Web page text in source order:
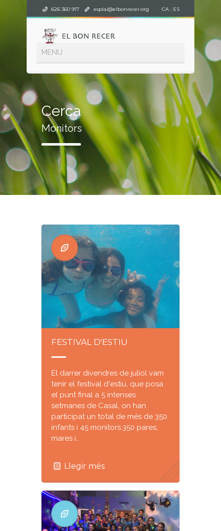
626 360 917 esplai@elbonrecer.org CA | ES
Cerca
Monitors
FESTIVAL D'ESTIU
El darrer divendres de juliol vam
tenir el festival d'estiu, que posa
el punt final a 5 intenses
setmanes de Casal, on han
participat un total de més de 350
infants i 45 monitors.350 pares,
mares i…
Llegir més